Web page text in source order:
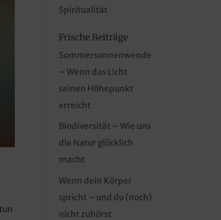
Spiritualität
Frische Beiträge
Sommersonnenwende
– Wenn das Licht
seinen Höhepunkt
erreicht
Biodiversität – Wie uns
die Natur glücklich
macht
Wenn dein Körper
spricht – und du (noch)
nicht zuhörst